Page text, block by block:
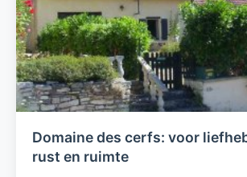
Domaine des cerfs: voor
rust en ruimte